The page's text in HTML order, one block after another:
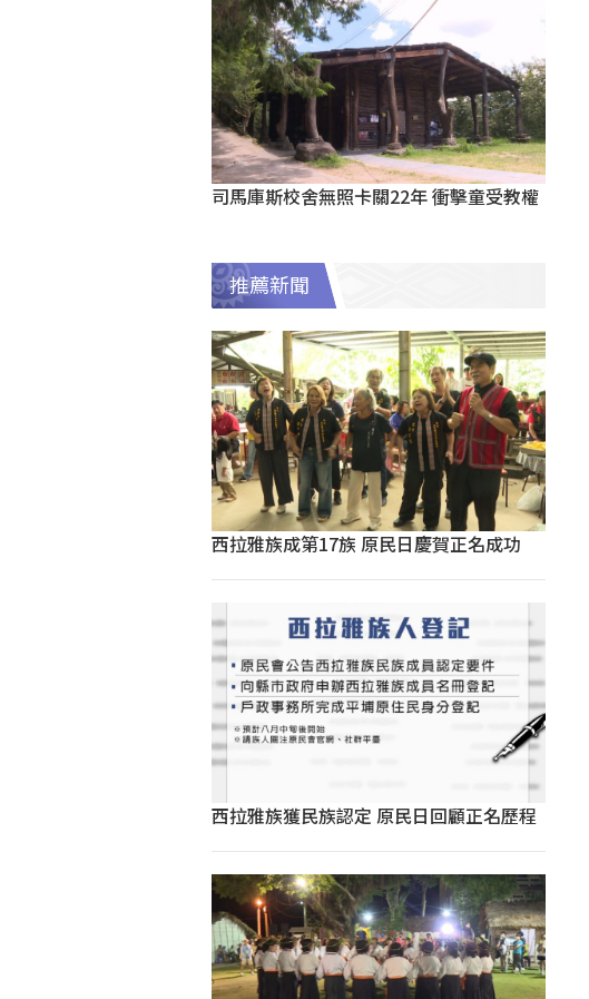
司馬庫斯校舍無照卡關22年 衝擊童受教權
推薦新聞
西拉雅族成第17族 原民日慶賀正名成功
西拉雅族獲民族認定 原民日回顧正名歷程